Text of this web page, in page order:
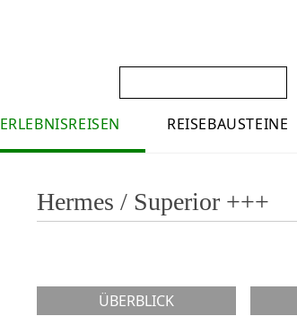
ERLEBNISREISEN REISEBAUSTEINE
Hermes / Superior +++
ÜBERBLICK